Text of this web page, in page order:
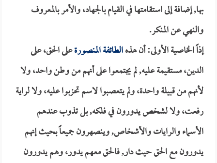
بها, إضافة إلى استقامتها في القيام بالجهاد، والأمر بالمعروف
والنهي عن المنكر.
إذاً الخاصية الأولى: أن هذهالطائفة المنصورةعلى الحق، على
الدين، مستقيمة عليه, لم يجتمعوا على أنهم من وطن واحد، ولا
لأنهم من قبيلة واحدة، ولم يتعصبوا لاسم تحزبوا عليه، ولا لراية
رفعت، ولا لشخص يدورون في فلكه, بل تذوب عندهم
الأسماء والرايات والأشخاص, وينصهرون جميعاً بحيث إنهم
يدورون مع الحق حيث دار, فالحق معهم يدور، وهم يدورون